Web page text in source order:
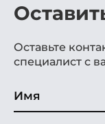
Оставьте
специалист с